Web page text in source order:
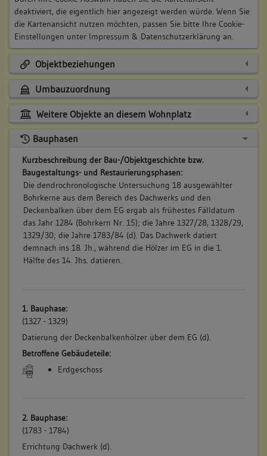
deaktiviert, die eigentlich hier angezeigt werden würde. Wenn Sie
die Kartenansicht nutzen möchten, passen Sie bitte Ihre Cookie-
Einstellungen unter Impressum & Datenschutzerklärung an.
Objektbeziehungen
Umbauzuordnung
Weitere Objekte an diesem Wohnplatz
Bauphasen
Kurzbeschreibung der Bau-/Objektgeschichte bzw.
Baugestaltungs- und Restaurierungsphasen:
Die dendrochronologische Untersuchung 18 ausgewählter
Bohrkerne aus dem Bereich des Dachwerks und den
Deckenbalken über dem EG ergab als frühestes Fälldatum
das Jahr 1284 (Bohrkern Nr. 15); die Jahre 1327/28, 1328/29,
1329/30; die Jahre 1783/84 (d). Das Dachwerk datiert
demnach ins 18. Jh., während die Hölzer im EG in die 1.
Hälfte des 14. Jhs. datieren.
1. Bauphase:
(1327 - 1329)
Datierung der Deckenbalkenhölzer über dem EG (d).
Betroffene Gebäudeteile:
Erdgeschoss
2. Bauphase:
(1783 - 1784)
Errichtung Dachwerk (d).